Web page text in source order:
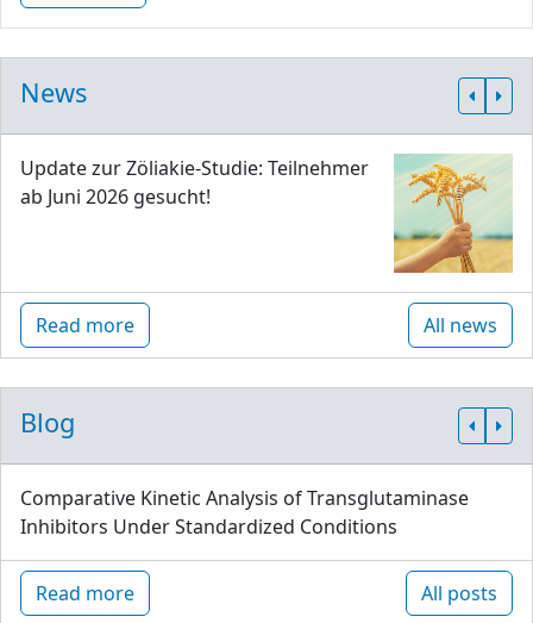
News
Update zur Zöliakie-Studie: Teilnehmer
ab Juni 2026 gesucht!
Read more All news
Blog
Comparative Kinetic Analysis of Transglutaminase
Inhibitors Under Standardized Conditions
Read more All posts